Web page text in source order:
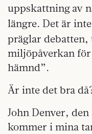
uppskattning av
längre. Det är
präglar debatten,
miljöpåverkan
hämnd”.
Är inte det bra
John Denver,
kommer i mina